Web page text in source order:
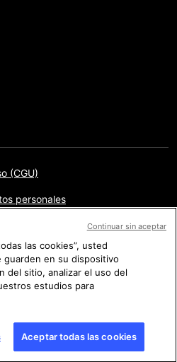
(CGU)
personales
Todos los derechos
acceder a este sitio,
Cualquier otro uso,
las cookies”, usted
guarden en su dispositivo
del sitio, analizar el uso del
estudios para
Aceptar todas las cookies
Continuar sin aceptar